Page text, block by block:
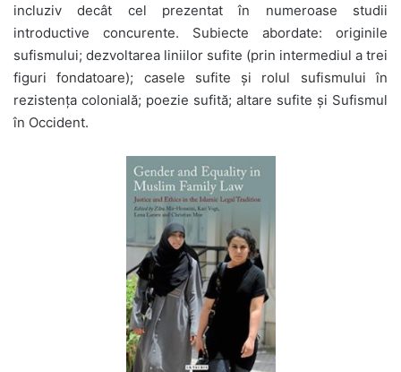
incluziv decât cel prezentat în numeroase studii
introductive concurente. Subiecte abordate: originile
sufismului; dezvoltarea liniilor sufite (prin intermediul a trei
figuri fondatoare); casele sufite și rolul sufismului în
rezistența colonială; poezie sufită; altare sufite și Sufismul
în Occident.